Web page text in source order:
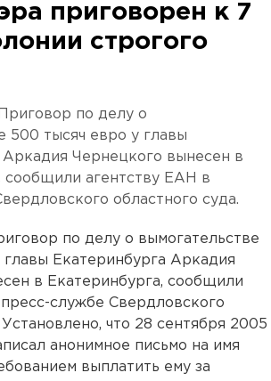
приговорен к 7
строгого
по делу о
500 тысяч евро у главы
Аркадия Чернецкого вынесен в
сообщили агентству ЕАН в
областного суда.
по делу о вымогательстве
Екатеринбурга Аркадия
в Екатеринбурга, сообщили
службе Свердловского
что 28 сентября 2005
анонимное письмо на имя
выплатить ему за